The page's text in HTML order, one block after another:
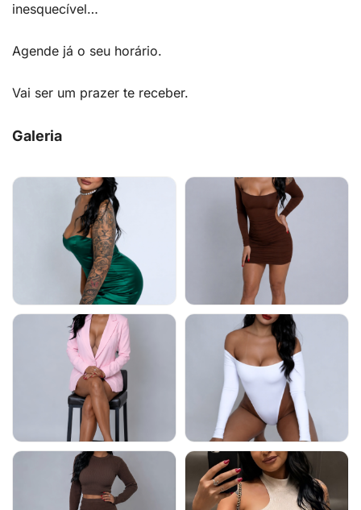
inesquecível…
Agende já o seu horário.
Vai ser um prazer te receber.
Galeria